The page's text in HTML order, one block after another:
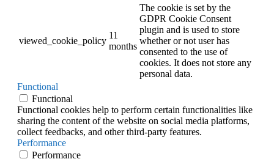
viewed_cookie_policy
11
months
The cookie is set by the
GDPR Cookie Consent
plugin and is used to store
whether or not user has
consented to the use of
cookies. It does not store any
personal data.
Functional
Functional
Functional cookies help to perform certain functionalities like
sharing the content of the website on social media platforms,
collect feedbacks, and other third-party features.
Performance
Performance